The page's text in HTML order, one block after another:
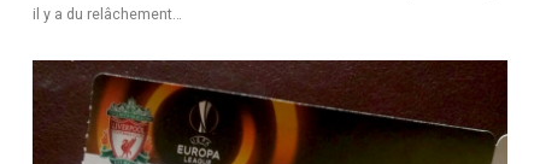
il y a du relâchement…